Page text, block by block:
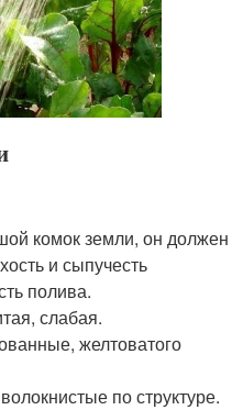
комок земли, он должен
и сыпучесть
полива.
слабая.
желтоватого
по структуре.